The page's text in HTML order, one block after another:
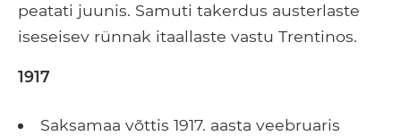
peatati juunis. Samuti takerdus austerlaste
iseseisev rünnak itaallaste vastu Trentinos.
1917
Saksamaa võttis 1917. aasta veebruaris